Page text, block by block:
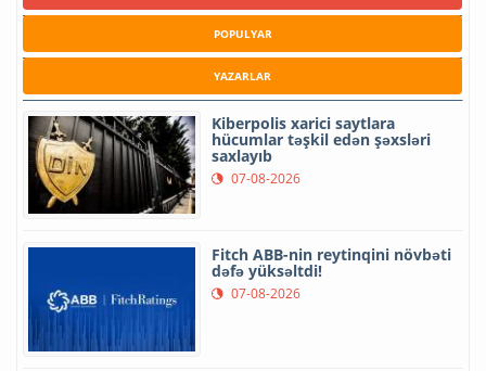
POPULYAR
YAZARLAR
Kiberpolis xarici saytlara
hücumlar təşkil edən şəxsləri
saxlayıb
07-08-2026
Fitch ABB-nin reytinqini növbəti
dəfə yüksəltdi!
07-08-2026